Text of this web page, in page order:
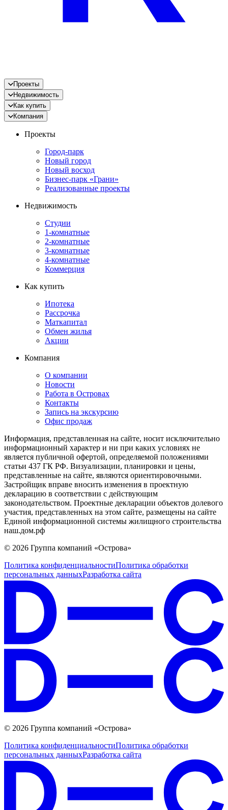
Проекты
Недвижимость
Как купить
Компания
Проекты
Город-парк
Новый город
Новый восход
Бизнес-парк «Грани»
Реализованные проекты
Недвижимость
Студии
1-комнатные
2-комнатные
3-комнатные
4-комнатные
Коммерция
Как купить
Ипотека
Рассрочка
Маткапитал
Обмен жилья
Акции
Компания
О компании
Новости
Работа в Островах
Контакты
Запись на экскурсию
Офис продаж
Информация, представленная на сайте, носит исключительно
информационный характер и ни при каких условиях не
является публичной офертой, определяемой положениями
статьи 437 ГК РФ. Визуализации, планировки и цены,
представленные на сайте, являются ориентировочными.
Застройщик вправе вносить изменения в проектную
декларацию в соответствии с действующим
законодательством. Проектные декларации объектов долевого
участия, представленных на этом сайте, размещены на сайте
Единой информационной системы жилищного строительства
наш.дом.рф
© 2026 Группа компаний «Острова»
Политика конфиденциальностиПолитика обработки
персональных данныхРазработка сайта
© 2026 Группа компаний «Острова»
Политика конфиденциальностиПолитика обработки
персональных данныхРазработка сайта